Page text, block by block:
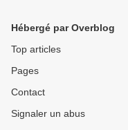
Hébergé par Overblog
Top articles
Pages
Contact
Signaler un abus